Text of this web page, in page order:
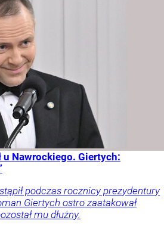
u Nawrockiego. Giertych:
podczas rocznicy prezydentury
Giertych ostro zaatakował
mu dłużny.